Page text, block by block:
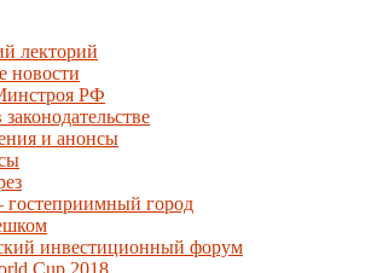
лекторий
новости
РФ
и анонсы
город
инвестиционный форум
Cup 2018